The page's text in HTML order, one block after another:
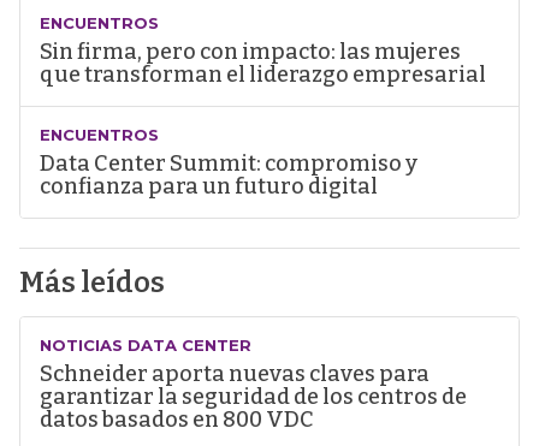
ENCUENTROS
Sin firma, pero con impacto: las mujeres
que transforman el liderazgo empresarial
ENCUENTROS
Data Center Summit: compromiso y
confianza para un futuro digital
Más leídos
NOTICIAS DATA CENTER
Schneider aporta nuevas claves para
garantizar la seguridad de los centros de
datos basados en 800 VDC